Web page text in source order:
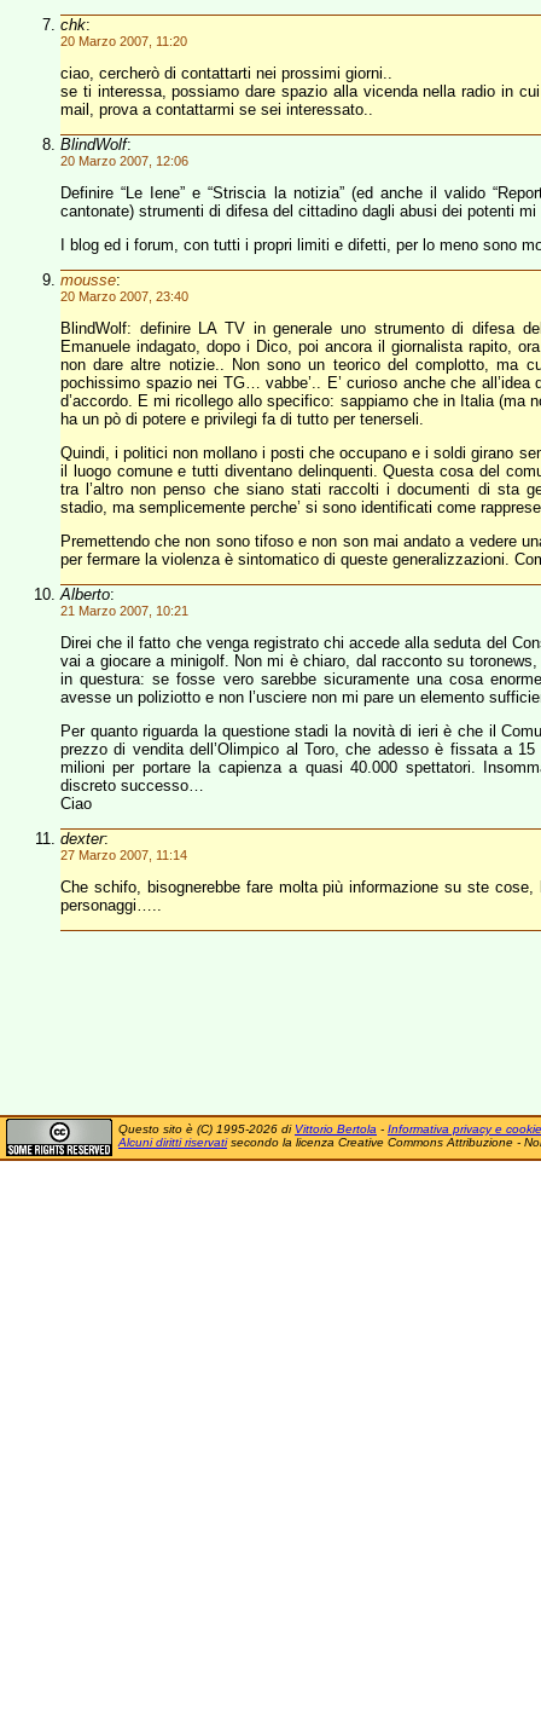
chk:
20 Marzo 2007, 11:20
ciao, cercherò di contattarti nei prossimi giorni..
se ti interessa, possiamo dare spazio alla vicenda nella radio in
mail, prova a contattarmi se sei interessato..
BlindWolf:
20 Marzo 2007, 12:06
Definire “Le Iene” e “Striscia la notizia” (ed anche il valido
cantonate) strumenti di difesa del cittadino dagli abusi dei potenti
I blog ed i forum, con tutti i propri limiti e difetti, per lo meno sono
mousse:
20 Marzo 2007, 23:40
BlindWolf: definire LA TV in generale uno strumento di difesa
Emanuele indagato, dopo i Dico, poi ancora il giornalista rapito,
non dare altre notizie.. Non sono un teorico del complotto, ma
pochissimo spazio nei TG… vabbe’.. E’ curioso anche che
d’accordo. E mi ricollego allo specifico: sappiamo che in Italia
ha un pò di potere e privilegi fa di tutto per tenerseli.
Quindi, i politici non mollano i posti che occupano e i soldi girano
il luogo comune e tutti diventano delinquenti. Questa cosa del
tra l’altro non penso che siano stati raccolti i documenti di sta
stadio, ma semplicemente perche’ si sono identificati come
Premettendo che non sono tifoso e non son mai andato a vedere
per fermare la violenza è sintomatico di queste generalizzazioni.
Alberto:
21 Marzo 2007, 10:21
Direi che il fatto che venga registrato chi accede alla seduta del
vai a giocare a minigolf. Non mi è chiaro, dal racconto su
in questura: se fosse vero sarebbe sicuramente una cosa
avesse un poliziotto e non l’usciere non mi pare un elemento
Per quanto riguarda la questione stadi la novità di ieri è che il
prezzo di vendita dell’Olimpico al Toro, che adesso è fissata a
milioni per portare la capienza a quasi 40.000 spettatori.
discreto successo…
Ciao
dexter:
27 Marzo 2007, 11:14
Che schifo, bisognerebbe fare molta più informazione su ste
personaggi…..
Questo sito è (C) 1995-2026 di Vittorio Bertola - Informativa privacy e cookie
Alcuni diritti riservatisecondo la licenza Creative Commons Attribuzione -